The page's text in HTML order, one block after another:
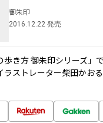
御朱印
2016.12.22 発売
歩き方 御朱印シリーズ」
ラストレーター柴田かお